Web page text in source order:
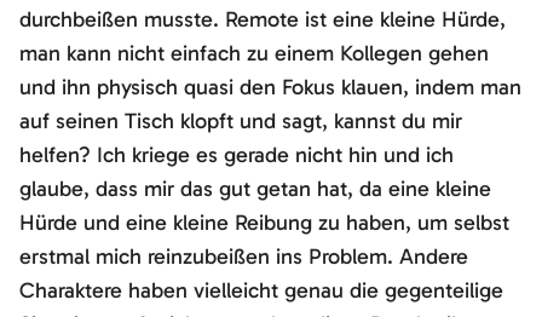
durchbeißen musste. Remote ist eine kleine Hürde,
man kann nicht einfach zu einem Kollegen gehen
und ihn physisch quasi den Fokus klauen, indem man
auf seinen Tisch klopft und sagt, kannst du mir
helfen? Ich kriege es gerade nicht hin und ich
glaube, dass mir das gut getan hat, da eine kleine
Hürde und eine kleine Reibung zu haben, um selbst
erstmal mich reinzubeißen ins Problem. Andere
Charaktere haben vielleicht genau die gegenteilige